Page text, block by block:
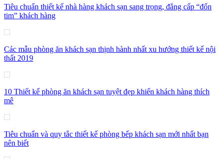
Tiêu chuẩn thiết kế nhà hàng khách sạn sang trọng, đẳng cấp “đốn
tim” khách hàng
Các mẫu phòng ăn khách sạn thịnh hành nhất xu hướng thiết kế nội
thất 2019
10 Thiết kế phòng ăn khách sạn tuyệt đẹp khiến khách hàng thích
mê
Tiêu chuẩn và quy tắc thiết kế phòng bếp khách sạn mới nhất bạn
nên biết